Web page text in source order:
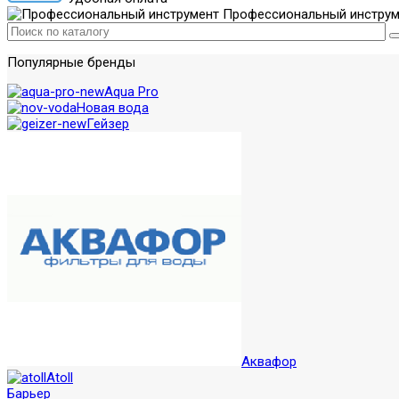
Профессиональный
Популярные бренды
Aqua Pro
Новая вода
Гейзер
Аквафор
Atoll
Барьер